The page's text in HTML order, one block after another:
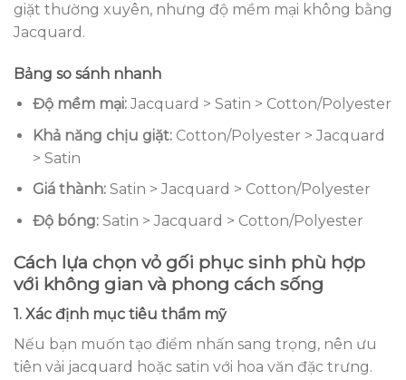
giặt thường xuyên, nhưng độ mềm mại không bằng
Jacquard.
Bảng so sánh nhanh
Độ mềm mại:Jacquard > Satin > Cotton/Polyester
Khả năng chịu giặt:Cotton/Polyester > Jacquard
> Satin
Giá thành:Satin > Jacquard > Cotton/Polyester
Độ bóng:Satin > Jacquard > Cotton/Polyester
Cách lựa chọn vỏ gối phục sinh phù hợp
với không gian và phong cách sống
1. Xác định mục tiêu thẩm mỹ
Nếu bạn muốn tạo điểm nhấn sang trọng, nên ưu
tiên vải jacquard hoặc satin với hoa văn đặc trưng.